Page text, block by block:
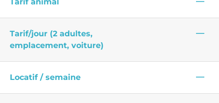
Tarif/jour (2 adultes,
emplacement, voiture)
—
Locatif / semaine —